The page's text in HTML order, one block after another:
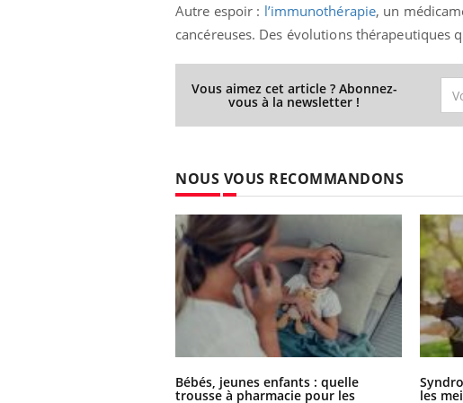
Autre espoir : l’immunothérapie, un
cancéreuses. Des évolutions thérapeutiques
Vous aimez cet article ? Abonnez-
vous à la newsletter !
NOUS VOUS RECOMMANDONS
Bébés, jeunes enfants : quelle
trousse à pharmacie pour les les